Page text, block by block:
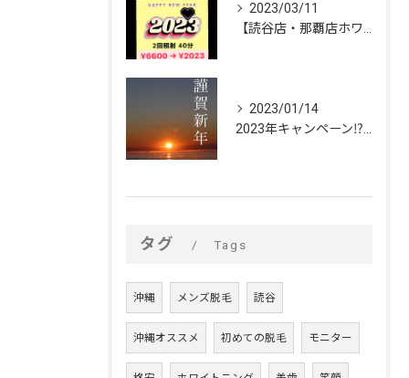
2023/03/11
2023/01/14
タグ Tags
沖縄 メンズ脱毛 読谷
沖縄オススメ 初めての脱毛 モニター